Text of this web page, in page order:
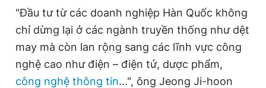
"Đầu tư từ các doanh nghiệp Hàn Quốc không
chỉ dừng lại ở các ngành truyền thống như dệt
may mà còn lan rộng sang các lĩnh vực công
nghệ cao như điện – điện tử, dược phẩm,
công nghệ thông tin…", ông Jeong Ji-hoon